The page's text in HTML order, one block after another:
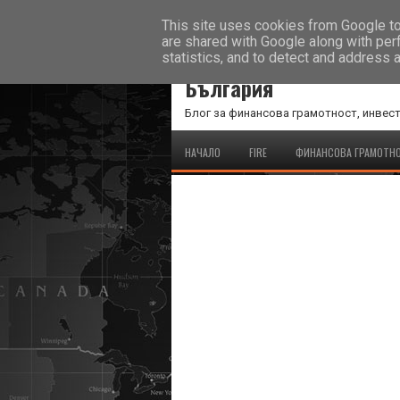
FIN FREE BG -
България
Блог за финансова грамотност,
НАЧАЛО FIRE ФИНАНСОВА
This site uses cookies from Google
are shared with Google along with
statistics, and to detect and address